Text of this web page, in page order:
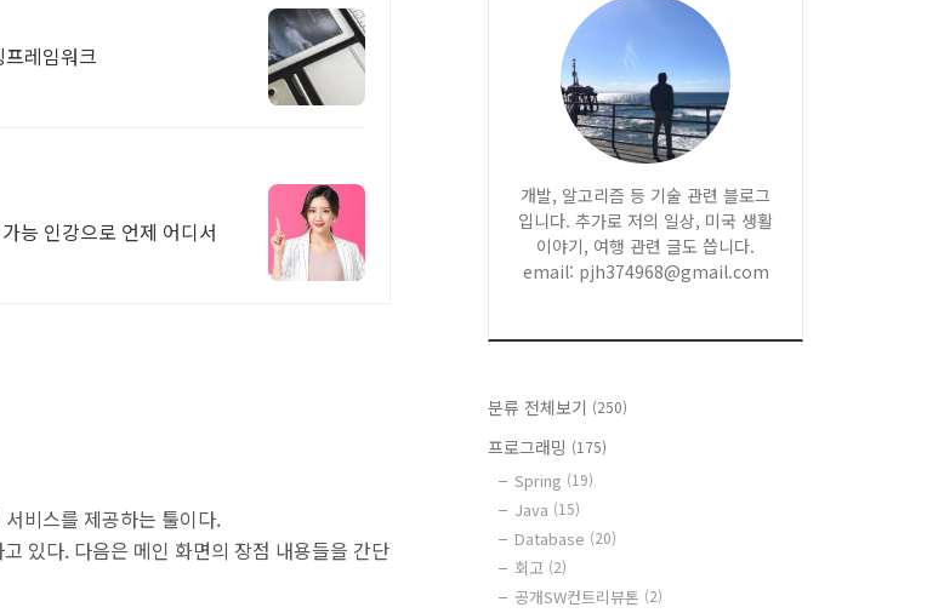
레임워크
능 인강으로 언제 어디서
서비스를 제공하는 툴이다.
있다. 다음은 메인 화면의 장점 내용들을 간단
개발, 알고리즘 등 기술 관련 블로그
입니다. 추가로 저의 일상, 미국 생활
이야기, 여행 관련 글도 씁니다.
email: pjh374968@gmail.com
분류 전체보기 (250)
프로그래밍 (175)
Spring (19)
Java (15)
Database (20)
회고 (2)
공개SW컨트리뷰톤 (2)